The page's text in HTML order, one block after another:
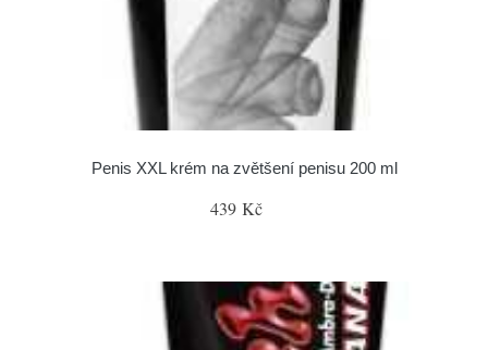
Penis XXL krém na zvětšení penisu 200 ml
439 Kč